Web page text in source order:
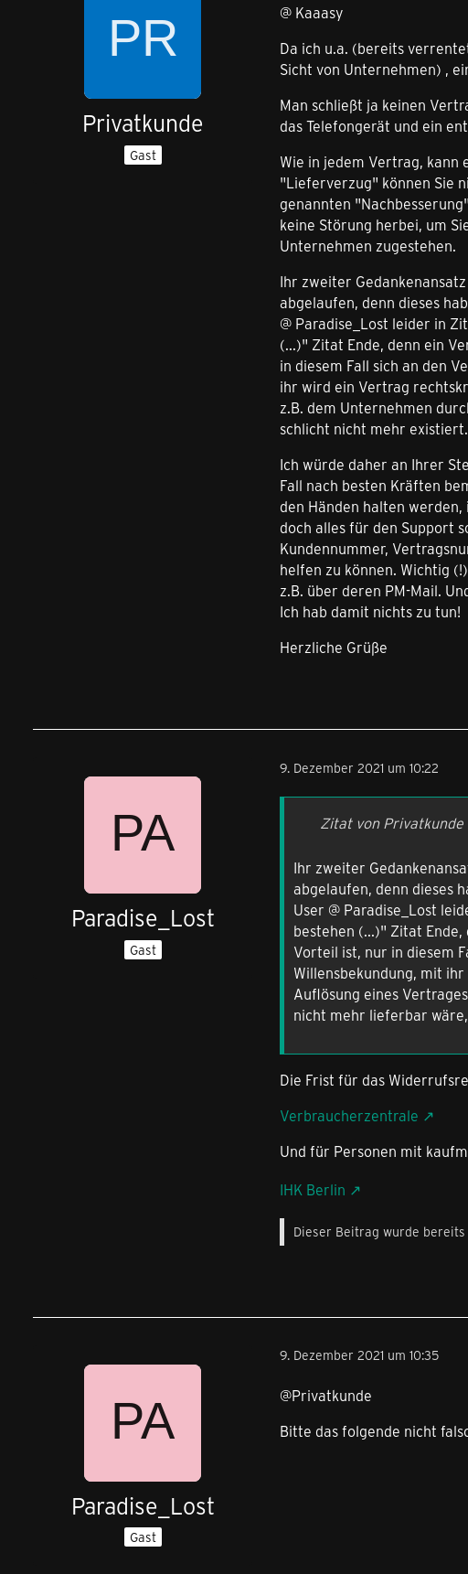
Privatkunde
Gast
@ Kaaasy
Da ich u.a. (bereits
Sicht von Unternehmen) ,
Man schließt ja keinen
das Telefongerät und ein
Wie in jedem Vertrag, kann
"Lieferverzug" können Sie
genannten
keine Störung herbei, um
Unternehmen zugestehen.
Ihr zweiter
abgelaufen, denn dieses
@ Paradise_Lost leider in
(...)" Zitat Ende, denn ein
in diesem Fall sich an den
ihr wird ein Vertrag
z.B. dem Unternehmen
schlicht nicht mehr
Ich würde daher an Ihrer
Fall nach besten Kräften
den Händen halten
doch alles für den Support
Kundennummer,
helfen zu können. Wichtig
z.B. über deren PM-Mail.
Ich hab damit nichts zu tun!
Herzliche Grüße
Paradise_Lost
Gast
9. Dezember 2021 um 10:22
Zitat von Privatkunde
Ihr zweiter
abgelaufen, denn dieses
User @ Paradise_Lost
bestehen (...)" Zitat
Vorteil ist, nur in diesem
Willensbekundung, mit
Auflösung eines
nicht mehr lieferbar
Die Frist für das
Verbraucherzentrale
Und für Personen mit
IHK Berlin
Dieser Beitrag wurde
Paradise_Lost
Gast
9. Dezember 2021 um 10:35
@Privatkunde
Bitte das folgende nicht